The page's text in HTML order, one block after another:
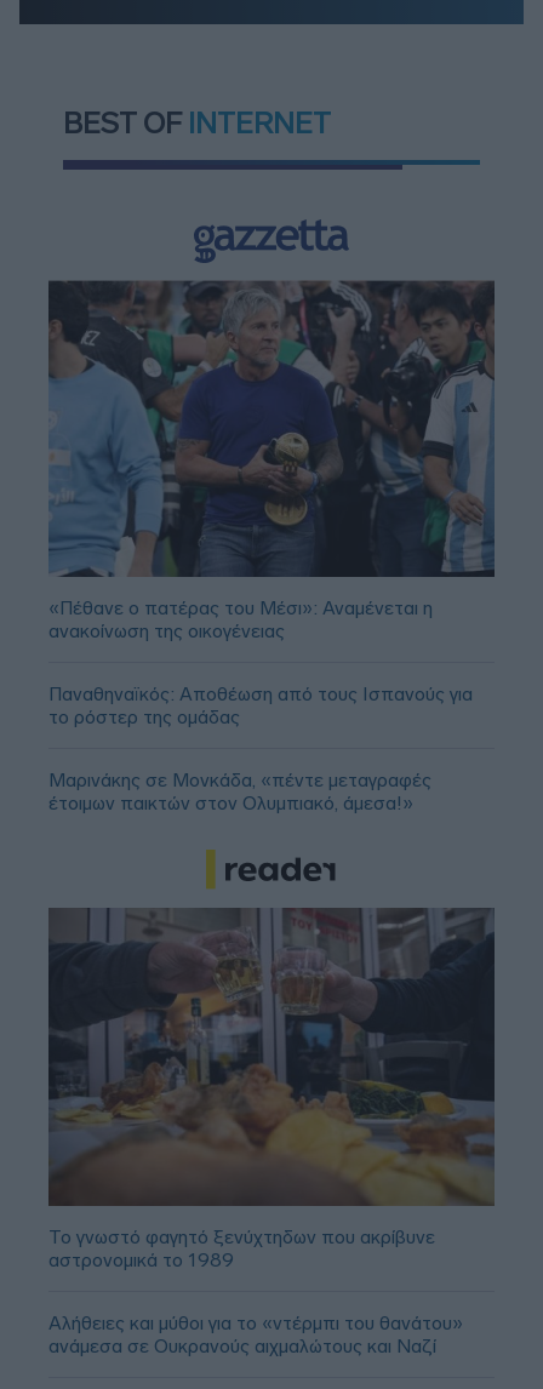
BEST OF INTERNET
«Πέθανε ο πατέρας του Μέσι»: Αναμένεται η
ανακοίνωση της οικογένειας
Παναθηναϊκός: Αποθέωση από τους Ισπανούς για
το ρόστερ της ομάδας
Μαρινάκης σε Μονκάδα, «πέντε μεταγραφές
έτοιμων παικτών στον Ολυμπιακό, άμεσα!»
Το γνωστό φαγητό ξενύχτηδων που ακρίβυνε
αστρονομικά το 1989
Αλήθειες και μύθοι για το «ντέρμπι του θανάτου»
ανάμεσα σε Ουκρανούς αιχμαλώτους και Ναζί